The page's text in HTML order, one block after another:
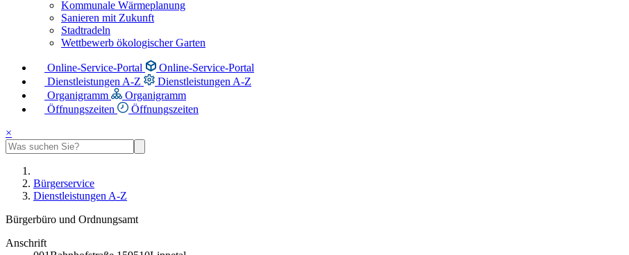
Kommunale Wärmeplanung
Sanieren mit Zukunft
Stadtradeln
Wettbewerb ökologischer Garten
Online-Service-Portal
Online-Service-Portal
Dienstleistungen A-Z
Dienstleistungen A-Z
Organigramm
Organigramm
Öffnungszeiten
Öffnungszeiten
×
Bürgerservice
Dienstleistungen A-Z
Bürgerbüro und Ordnungsamt
Anschrift